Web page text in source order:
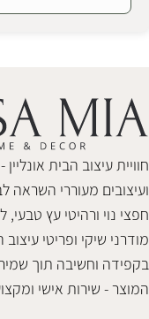
מדף עץ אדישן
הוספה לסל
חוויית עיצוב הבית אונליין
ועיצובים מעוררי השראה
חפצי נוי ורהיטי עץ טבעי,
מודרני שיקי ופריטי
בקפידה וחשיבה תוך
המוצר - שירות אישי